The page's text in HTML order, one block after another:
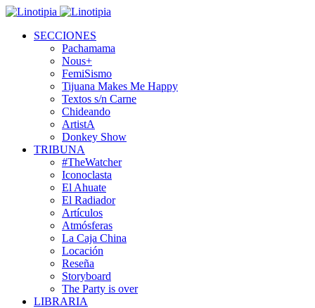
SECCIONES
Pachamama
Nous+
FemiSismo
Tijuana Makes Me Happy
Textos s/n Carne
Chideando
ArtistA
Donkey Show
TRIBUNA
#TheWatcher
Iconoclasta
El Ahuate
El Radiador
Artículos
Atmósferas
La Caja China
Locación
Reseña
Storyboard
The Party is over
LIBRARIA